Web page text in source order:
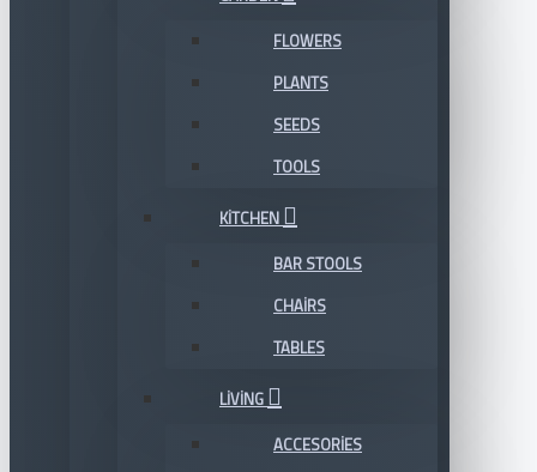
FLOWERS
PLANTS
SEEDS
TOOLS
KITCHEN
BAR STOOLS
CHAIRS
TABLES
LIVING
ACCESORIES